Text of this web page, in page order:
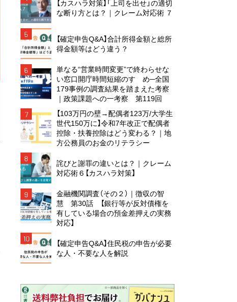
【カスハラ対策】「上司を出せ」の適切
な断り方とは？｜クレーム対応術 ７
5
【確定申告Q&A】合計所得金額と総所
得金額等はどう違う？
6
単なる“営業時間変更”で終わらせな
い窓口開庁時間短縮のすゝめ─全国
179事例の調査結果を踏まえた考察
｜政策課題への一考察 第119回
7
【103万円の壁→配偶者123万/大学生
世代150万に】令和7年改正で配偶者
控除・扶養控除はどう変わる？｜地
方公務員のお金のリテラシー
8
詫びと謝罪の違いとは？｜クレーム
対応術６【カスハラ対策】
9
金融機関調査（その２）｜徴収の智
慧 第30話 【銀行等が反対債権を
有している場合の預金差押えの実務
対応】
10
【確定申告Q&A】住民税の申告が必要
な人・不要な人を解説